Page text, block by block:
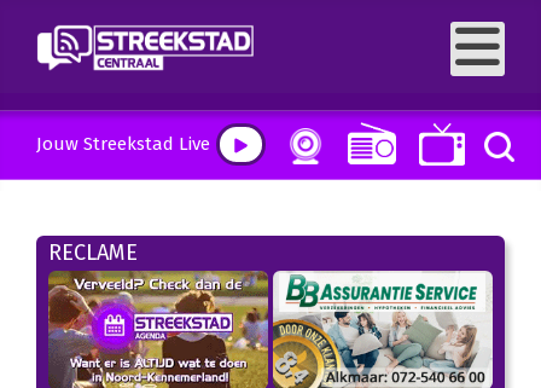
Jouw Streekstad Live
RECLAME